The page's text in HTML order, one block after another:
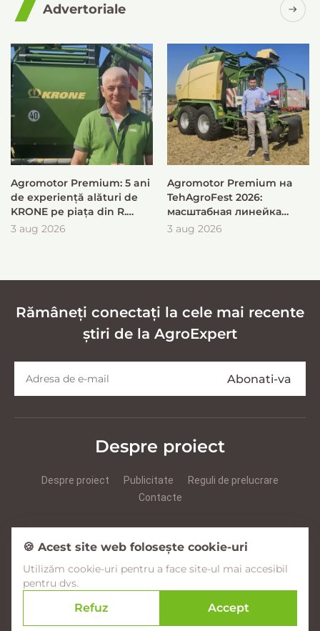
Advertoriale
Agromotor Premium: 5 ani
de experiență alături de
KRONE pe piața din R.
Moldova
3 aug 2026
Agromotor Premium на
TehAgroFest 2026:
масштабная линейка
KRONE для быстрой и
3 aug 2026
Rămâneți conectați la cele mai recente
știri de la AgroExpert
Despre proiect
Despre proiect Publicitate
Reguli de prelucrare
Contacte
Facebook YouTube Instagram
© 2017–2026 Agroexpert.md
🍪 Acest site web folosește cookie-uri
Utilizăm cookie-uri pentru a face site-ul mai accesibil
pentru dvs.
Refuz Accept